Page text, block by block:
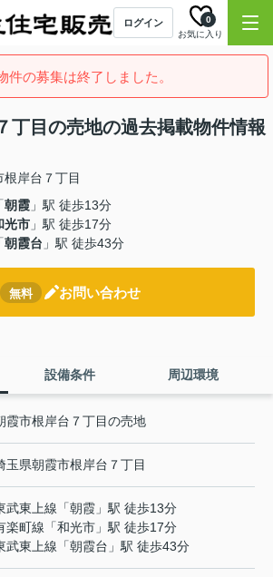
ログイン
お気に入り
0
件の募集は終了しました。
丁目の売地の過去掲載物件情報
岸台７丁目
「朝霞 」駅 徒歩13分
光市 」駅 徒歩17分
「朝霞台 」駅 徒歩43分
無料 お問い合わせ
設備条件 周辺環境
霞市根岸台７丁目の売地
玉県朝霞市根岸台 ７丁目
武東上線 「朝霞 」駅 徒歩13分
楽町線 「和光市 」駅 徒歩17分
武東上線 「朝霞台 」駅 徒歩43分